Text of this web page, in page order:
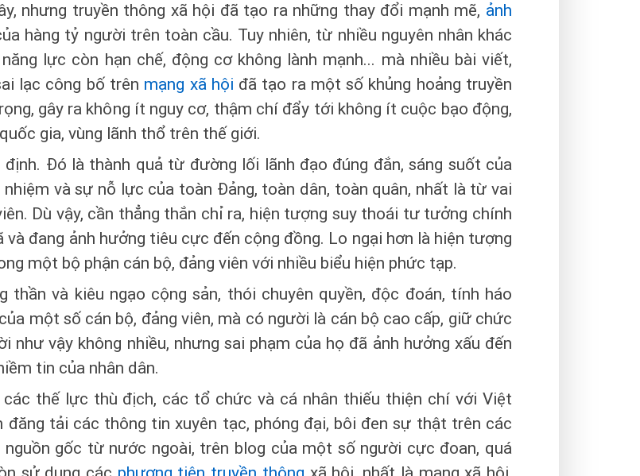
nhưng truyền thông xã hội đã tạo ra những thay đổi mạnh mẽ, ảnh
hàng tỷ người trên toàn cầu. Tuy nhiên, từ nhiều nguyên nhân khác
lực còn hạn chế, động cơ không lành mạnh... mà nhiều bài viết,
lạc công bố trên mạng xã hội đã tạo ra một số khủng hoảng truyền
gây ra không ít nguy cơ, thậm chí đẩy tới không ít cuộc bạo động,
gia, vùng lãnh thổ trên thế giới.
Đó là thành quả từ đường lối lãnh đạo đúng đắn, sáng suốt của
và sự nỗ lực của toàn Đảng, toàn dân, toàn quân, nhất là từ vai
Dù vậy, cần thẳng thắn chỉ ra, hiện tượng suy thoái tư tưởng chính
đang ảnh hưởng tiêu cực đến cộng đồng. Lo ngại hơn là hiện tượng
một bộ phận cán bộ, đảng viên với nhiều biểu hiện phức tạp.
thần và kiêu ngạo cộng sản, thói chuyên quyền, độc đoán, tính háo
một số cán bộ, đảng viên, mà có người là cán bộ cao cấp, giữ chức
như vậy không nhiều, nhưng sai phạm của họ đã ảnh hưởng xấu đến
tin của nhân dân.
các thế lực thù địch, các tổ chức và cá nhân thiếu thiện chí với Việt
tải các thông tin xuyên tạc, phóng đại, bôi đen sự thật trên các
gốc từ nước ngoài, trên blog của một số người cực đoan, quá